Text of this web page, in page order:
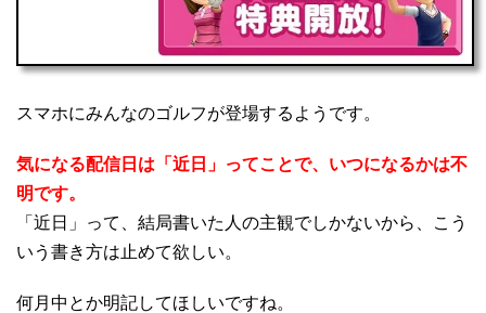
スマホにみんなのゴルフが登場するようです。
気になる配信日は「近日」ってことで、いつになるかは不
明です。
「近日」って、結局書いた人の主観でしかないから、こう
いう書き方は止めて欲しい。
何月中とか明記してほしいですね。